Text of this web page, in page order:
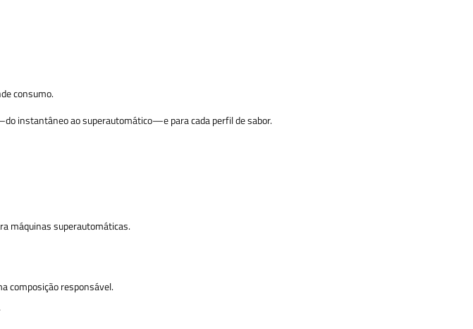
consumo.
instantâneo ao superautomático—e para cada perfil de sabor.
máquinas superautomáticas.
composição responsável.